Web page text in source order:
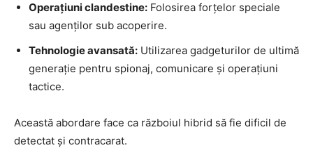
Operațiuni clandestine: Folosirea forțelor speciale
sau agenților sub acoperire.
Tehnologie avansată: Utilizarea gadgeturilor de ultimă
generație pentru spionaj, comunicare și operațiuni
tactice.
Această abordare face ca războiul hibrid să fie dificil de
detectat și contracarat.